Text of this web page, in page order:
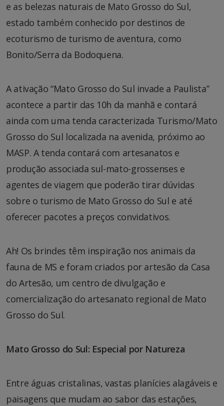
e as belezas naturais de Mato Grosso do Sul,
estado também conhecido por destinos de
ecoturismo de turismo de aventura, como
Bonito/Serra da Bodoquena.
A ativação “Mato Grosso do Sul invade a Paulista”
acontece a partir das 10h da manhã e contará
ainda com uma tenda caracterizada Turismo/Mato
Grosso do Sul localizada na avenida, próximo ao
MASP. A tenda contará com artesanatos e
produção associada sul-mato-grossenses e
agentes de viagem que poderão tirar dúvidas
sobre o turismo de Mato Grosso do Sul e até
oferecer pacotes a preços convidativos.
Ah! Os brindes têm inspiração nos animais da
fauna de MS e foram criados por artesão da Casa
do Artesão, um centro de divulgação e
comercialização do artesanato regional de Mato
Grosso do Sul.
Mato Grosso do Sul: Especial por Natureza
Entre águas cristalinas, vastas planícies alagáveis e
paisagens que mudam ao sabor das estações,